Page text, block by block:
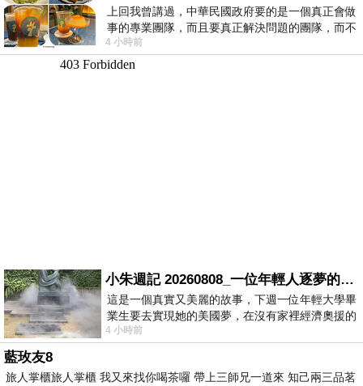
上回我曾講過，中華民國政府要的是一個真正會做
事的專業團隊，而且要真正解決問題的團隊，而不
是只會到處甩鍋的雙標團隊，最近民進黨
4 小時前
小朱週記 20260808_一位年輕人逐夢的真實故事
這是一個真實又美麗的故事，下週一位年輕大學畢
業生要去實現她的美國夢，在沒有家裡經濟奧援的
情況下，靠著自我努力工作累積出國基
4 小時前
藍玫友8
旅人掌櫃旅人掌櫃 我又來找你喝茶囉 帶上三師兄一道來 知己兩三品茗